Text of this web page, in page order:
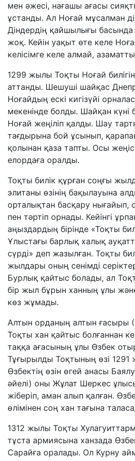
мен әжесі, нағашы ағасы
ұстанды. Ал Ноғай мұсалман
Діндердің қайшылығы басында
жоқ. Кейін уақыт өте келе
келісімге келе алмай,
1299 жылы Тоқты Ноғай
аттанды. Шешуші шайқас
Ноғайдың ескі кигізүйі
мекенінде болды. Шайқан күні
Ноғай жеңіліп қалды. Шау
тағдырына бой ұсынып,
қолынан қаза тапты. Осы
елордаға оралды.
Тоқты билік құрған соңғы
элитаны өзінің бақылауына
орталықтан басқару нығайып,
пен тәртіп орнады. Кейінгі
аңыздардың бірінде «Тоқты
Ұлыстағы барлық халық
сүрді» деп жазылған. Тоқты
жылдары оның сенімді
Бурлық қайтыс болады, ал
бір жыл бұрын ханның ұлы
көз жұмады.
Алтын орданың алтын ғасыры
Тоқты хан қайтыс болғаннан
таққа ағасының ұлы Өзбек
Тұғырылды Тоқтының өзі 1291
Өзбектің өзін өгей анасы
әйелі) оны Жұлат Шеркес
жіберіп, аман алып қалған.
өлімінен соң хан тағына
1312 жылы Тоқты
тұста армиясына ханзада
Сарайға оралады. Ол Курну